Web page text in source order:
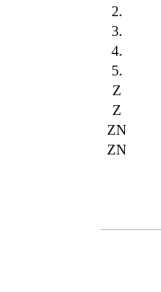
2.
3.
4.
5.
Z
Z
ZN
ZN